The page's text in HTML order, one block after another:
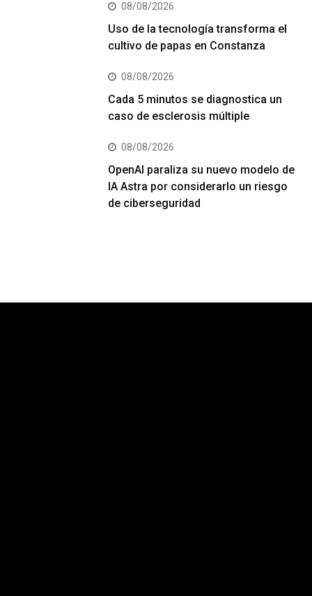
08/08/2026
Uso de la tecnología transforma el
cultivo de papas en Constanza
08/08/2026
Cada 5 minutos se diagnostica un
caso de esclerosis múltiple
08/08/2026
OpenAI paraliza su nuevo modelo de
IA Astra por considerarlo un riesgo
de ciberseguridad